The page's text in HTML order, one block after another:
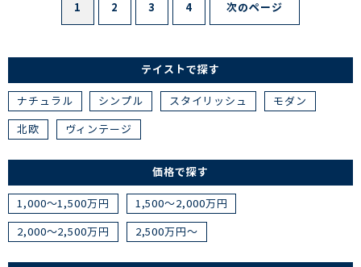
1 2 3 4 次のページ
テイストで探す
ナチュラル シンプル スタイリッシュ モダン
北欧 ヴィンテージ
価格で探す
1,000～1,500万円 1,500～2,000万円
2,000～2,500万円 2,500万円～